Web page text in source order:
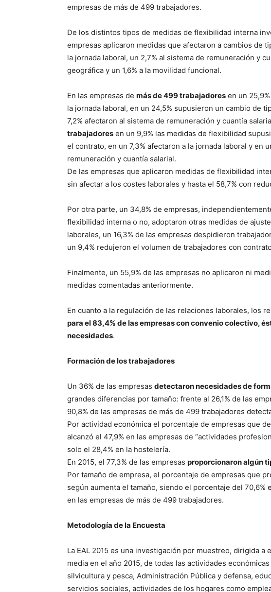
empresas de más de 499 trabajadores.
De los distintos tipos de medidas de flexibilidad interna
empresas aplicaron medidas que afectaron a cambios de
la jornada laboral, un 2,7% al sistema de remuneración y
geográfica y un 1,6% a la movilidad funcional.
En las empresas de más de 499 trabajadores en un
la jornada laboral, en un 24,5% supusieron un cambio de
7,2% afectaron al sistema de remuneración y cuantía
trabajadores en un 9,9% las medidas de flexibilidad
el contrato, en un 7,3% afectaron a la jornada laboral y en
remuneración y cuantía salarial.
De las empresas que aplicaron medidas de flexibilidad
sin afectar a los costes laborales y hasta el 58,7% con
Por otra parte, un 34,8% de empresas,
flexibilidad interna o no, adoptaron otras medidas de
laborales, un 16,3% de las empresas despidieron
un 9,4% redujeron el volumen de trabajadores con
Finalmente, un 55,9% de las empresas no aplicaron ni
medidas comentadas anteriormente.
En cuanto a la regulación de las relaciones laborales, los
para el 83,4% de las empresas con convenio colectivo,
necesidades.
Formación de los trabajadores
Un 36% de las empresas detectaron necesidades de
grandes diferencias por tamaño: frente al 26,1% de las
90,8% de las empresas de más de 499 trabajadores
Por actividad económica el porcentaje de empresas que
alcanzó el 47,9% en las empresas de “actividades
solo el 28,4% en la hostelería.
En 2015, el 77,3% de las empresas proporcionaron algún
Por tamaño de empresa, el porcentaje de empresas que
según aumenta el tamaño, siendo el porcentaje del 70,6%
en las empresas de más de 499 trabajadores.
Metodología de la Encuesta
La EAL 2015 es una investigación por muestreo, dirigida a
media en el año 2015, de todas las actividades
silvicultura y pesca, Administración Pública y defensa,
servicios sociales, actividades de los hogares como